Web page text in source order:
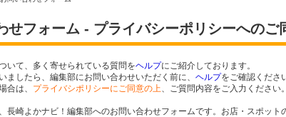
せフォーム - プライバシーポリシーへのご
いて、多く寄せられている質問をヘルプにご紹介しております。
ましたら、編集部にお問い合わせいただく前に、 ヘルプをご確認くださ
合は、 プライバシポリシーにご同意の上、ご質問内容をご入力ください。
長崎よかナビ！編集部へのお問い合わせフォームです。お店・スポット